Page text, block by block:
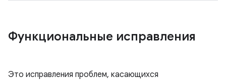
Функциональные исправления
Это исправления проблем, касающихся